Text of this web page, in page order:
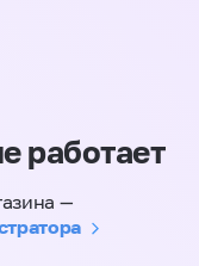
работает
—